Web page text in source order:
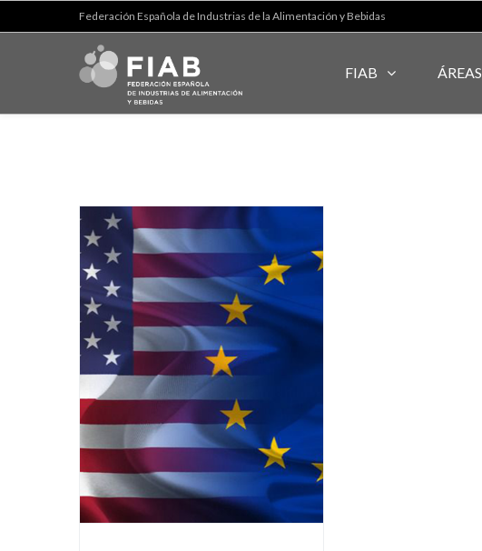
Federación Española de Industrias de la Alimentación y Bebidas
FIAB ÁREAS